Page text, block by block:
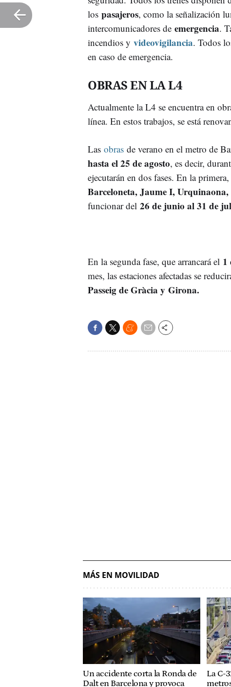
los pasajeros, como la señalización
intercomunicadores de emergencia.
incendios y videovigilancia. Todos
en caso de emergencia.
OBRAS EN LA L4
Actualmente la L4 se encuentra en
línea. En estos trabajos, se está
Las obras de verano en el metro de
hasta el 25 de agosto, es decir,
ejecutarán en dos fases. En la primera,
Barceloneta, Jaume I, Urquinaona,
funcionar del 26 de junio al 31 de
En la segunda fase, que arrancará el 1
mes, las estaciones afectadas se
Passeig de Gràcia y Girona.
MÁS EN MOVILIDAD
Un accidente corta la Ronda de
Dalt en Barcelona y provoca
La C-